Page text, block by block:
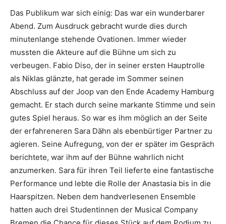
Das Publikum war sich einig: Das war ein wunderbarer
Abend. Zum Ausdruck gebracht wurde dies durch
minutenlange stehende Ovationen. Immer wieder
mussten die Akteure auf die Bühne um sich zu
verbeugen. Fabio Diso, der in seiner ersten Hauptrolle
als Niklas glänzte, hat gerade im Sommer seinen
Abschluss auf der Joop van den Ende Academy Hamburg
gemacht. Er stach durch seine markante Stimme und sein
gutes Spiel heraus. So war es ihm möglich an der Seite
der erfahreneren Sara Dähn als ebenbürtiger Partner zu
agieren. Seine Aufregung, von der er später im Gespräch
berichtete, war ihm auf der Bühne wahrlich nicht
anzumerken. Sara für ihren Teil lieferte eine fantastische
Performance und lebte die Rolle der Anastasia bis in die
Haarspitzen. Neben dem handverlesenen Ensemble
hatten auch drei Studentinnen der Musical Company